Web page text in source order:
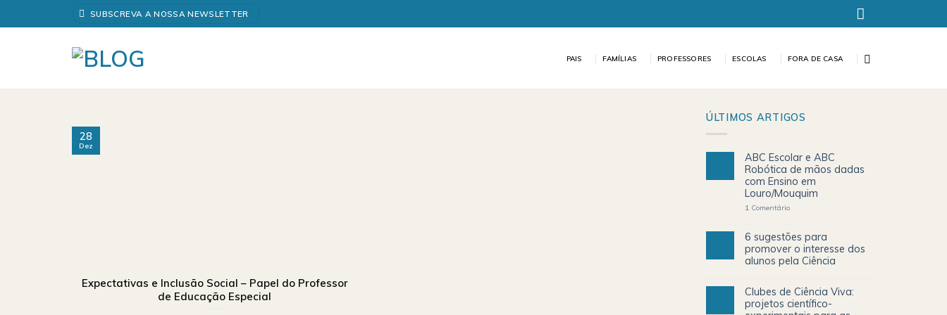
SUBSCREVA A NOSSA NEWSLETTER
PAIS FAMÍLIAS PROFESSORES ESCOLAS FORA DE CASA
Expectativas e Inclusão Social – Papel do Professor
de Educação Especial
28
Dez
ÚLTIMOS ARTIGOS
ABC Escolar e ABC
Robótica de mãos dadas
com Ensino em
Louro/Mouquim
1 Comentário
6 sugestões para
promover o interesse dos
alunos pela Ciência
Clubes de Ciência Viva:
projetos científico-